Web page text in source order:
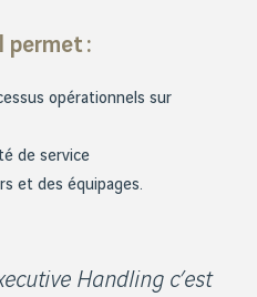
permet :
opérationnels sur
de service
et des équipages.
Handling c’est